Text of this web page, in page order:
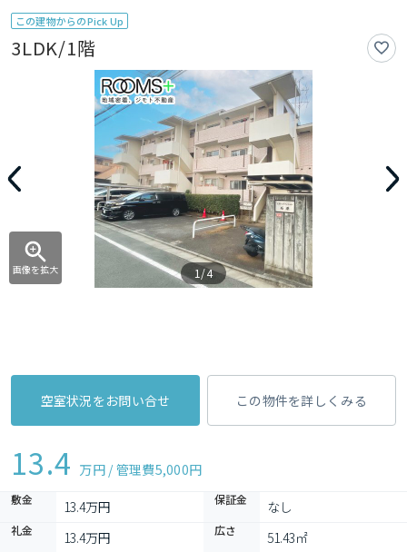
この建物からのPick Up
3LDK/1階
画像を拡大 1/4
空室状況をお問い合せ この物件を詳しくみる
13.4 万円 / 管理費5,000円
敷金 13.4万円 保証金 なし
礼金 13.4万円 広さ 51.43㎡